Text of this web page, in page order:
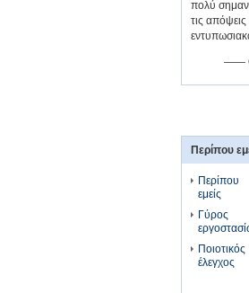
πολύ
τις
—— Ο
Περίπου
Περίπου
εμείς
Γύρος
Ποιοτικός
έλεγχος